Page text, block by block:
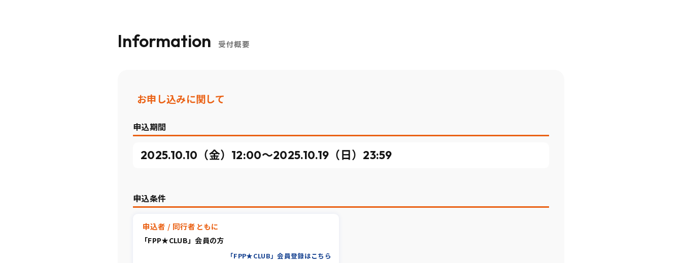
Information 受付概要
お申し込みに関して
申込期間
2025.10.10（金）12:00〜2025.10.19（日）23:59
申込条件
申込者 / 同行者ともに
「FPP★CLUB」会員の方
「FPP★CLUB」会員登録はこちら